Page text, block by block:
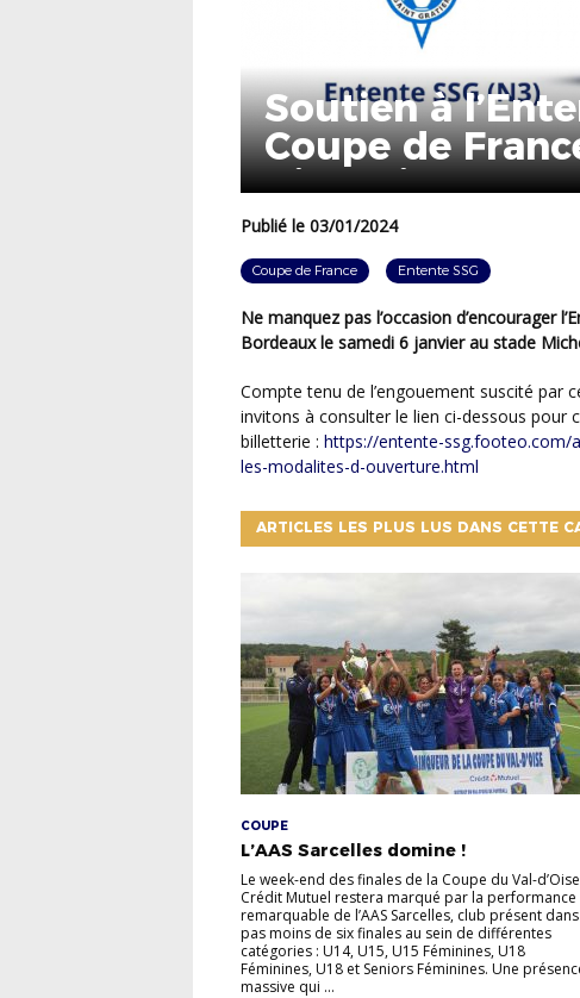
Soutien à
Coupe de
Girondins de
Publié le 03/01/2024
Coupe de France Entente SSG
Ne manquez pas l’occasion d’encourager l’Entente SSG qui s’apprête à défier les Girondins de
Bordeaux le samedi 6 janvier au stade
Compte tenu de l’engouement suscité par ces 32e de finale de la Coupe de France, nous vous
invitons à consulter le lien ci-dessous pour
billetterie : https://entente-ssg.footeo.com/
les-modalites-d-ouverture.html
ARTICLES LES PLUS LUS DANS CETTE
COUPE
L’AAS Sarcelles domine !
Le week-end des finales de la Coupe du Val-d’Oise
Crédit Mutuel restera marqué par la performance
remarquable de l’AAS Sarcelles, club présent dans
pas moins de six finales au sein de différentes
catégories : U14, U15, U15 Féminines, U18
Féminines, U18 et Seniors Féminines. Une
massive qui ...